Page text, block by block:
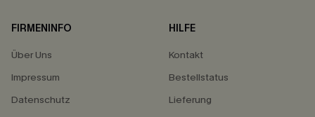
FIRMENINFO
Über Uns
Impressum
Datenschutz
HILFE
Kontakt
Bestellstatus
Lieferung